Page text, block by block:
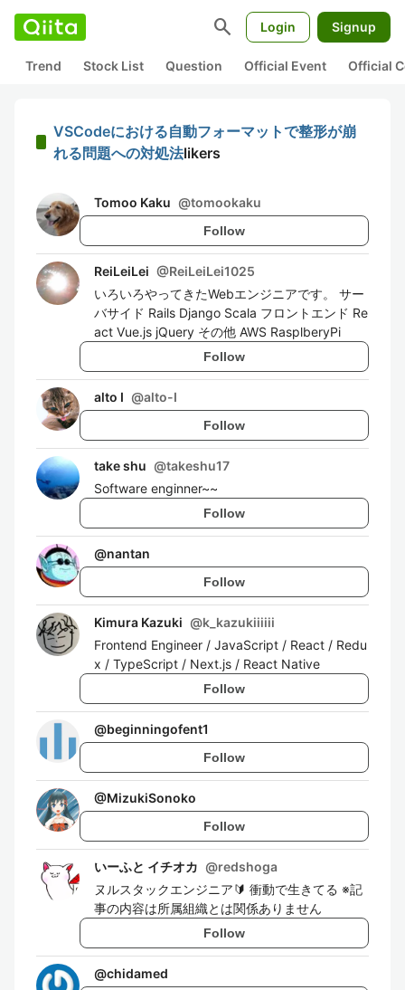
search Login Signup
Trend Stock List Question Official Event Official
VSCodeにおける自動フォーマットで整形が崩
れる問題への対処法likers
Tomoo Kaku @tomookaku
Follow
ReiLeiLei @ReiLeiLei1025
いろいろやってきたWebエンジニアです。 サー
バサイド Rails Django Scala フロントエンド Re
act Vue.js jQuery その他 AWS RasplberyPi
Follow
alto I @alto-I
Follow
take shu @takeshu17
Software enginner~~
Follow
@nantan
Follow
Kimura Kazuki @k_kazukiiiiii
Frontend Engineer / JavaScript / React / Redu
x / TypeScript / Next.js / React Native
Follow
@beginningofent1
Follow
@MizukiSonoko
Follow
いーふと イチオカ @redshoga
ヌルスタックエンジニア🔰 衝動で生きてる ※記
事の内容は所属組織とは関係ありません
Follow
@chidamed